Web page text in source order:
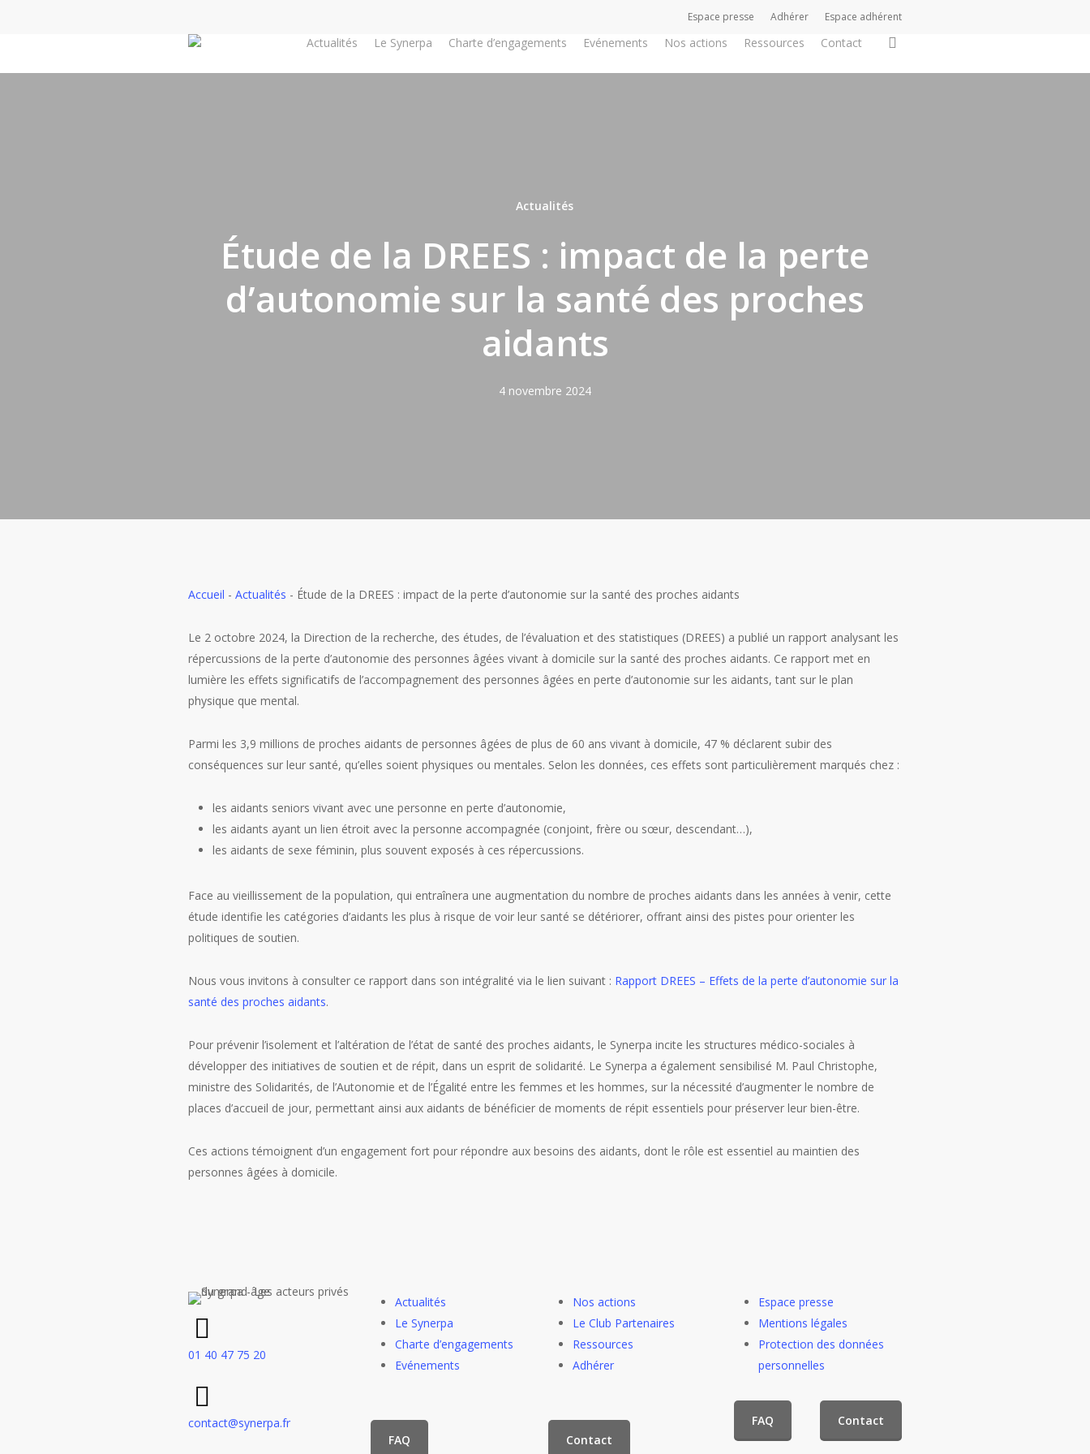
content
Espace presse Adhérer Espace adhérent
Actualités Le Synerpa Charte d’engagements Evénements Nos actions Ressources Contact
Actualités
Étude de la DREES : impact de la perte
d’autonomie sur la santé des proches
aidants
4 novembre 2024
Accueil - Actualités - Étude de la DREES : impact de la perte d’autonomie sur la santé des proches aidants
Le 2 octobre 2024, la Direction de la recherche, des études, de l’évaluation et des statistiques (DREES) a publié un rapport analysant les
répercussions de la perte d’autonomie des personnes âgées vivant à domicile sur la santé des proches aidants. Ce rapport met en
lumière les effets significatifs de l’accompagnement des personnes âgées en perte d’autonomie sur les aidants, tant sur le plan
physique que mental.
Parmi les 3,9 millions de proches aidants de personnes âgées de plus de 60 ans vivant à domicile, 47 % déclarent subir des
conséquences sur leur santé, qu’elles soient physiques ou mentales. Selon les données, ces effets sont particulièrement marqués chez :
les aidants seniors vivant avec une personne en perte d’autonomie,
les aidants ayant un lien étroit avec la personne accompagnée (conjoint, frère ou sœur, descendant…),
les aidants de sexe féminin, plus souvent exposés à ces répercussions.
Face au vieillissement de la population, qui entraînera une augmentation du nombre de proches aidants dans les années à venir, cette
étude identifie les catégories d’aidants les plus à risque de voir leur santé se détériorer, offrant ainsi des pistes pour orienter les
politiques de soutien.
Nous vous invitons à consulter ce rapport dans son intégralité via le lien suivant : Rapport DREES – Effets de la perte d’autonomie sur la
santé des proches aidants.
Pour prévenir l’isolement et l’altération de l’état de santé des proches aidants, le Synerpa incite les structures médico-sociales à
développer des initiatives de soutien et de répit, dans un esprit de solidarité. Le Synerpa a également sensibilisé M. Paul Christophe,
ministre des Solidarités, de l’Autonomie et de l’Égalité entre les femmes et les hommes, sur la nécessité d’augmenter le nombre de
places d’accueil de jour, permettant ainsi aux aidants de bénéficier de moments de répit essentiels pour préserver leur bien-être.
Ces actions témoignent d’un engagement fort pour répondre aux besoins des aidants, dont le rôle est essentiel au maintien des
personnes âgées à domicile.
01 40 47 75 20
contact@synerpa.fr
Actualités
Le Synerpa
Charte d’engagements
Evénements
Nos actions
Le Club Partenaires
Ressources
Adhérer
FAQ Contact
Espace presse
Mentions légales
Protection des données
personnelles
FAQ Contact